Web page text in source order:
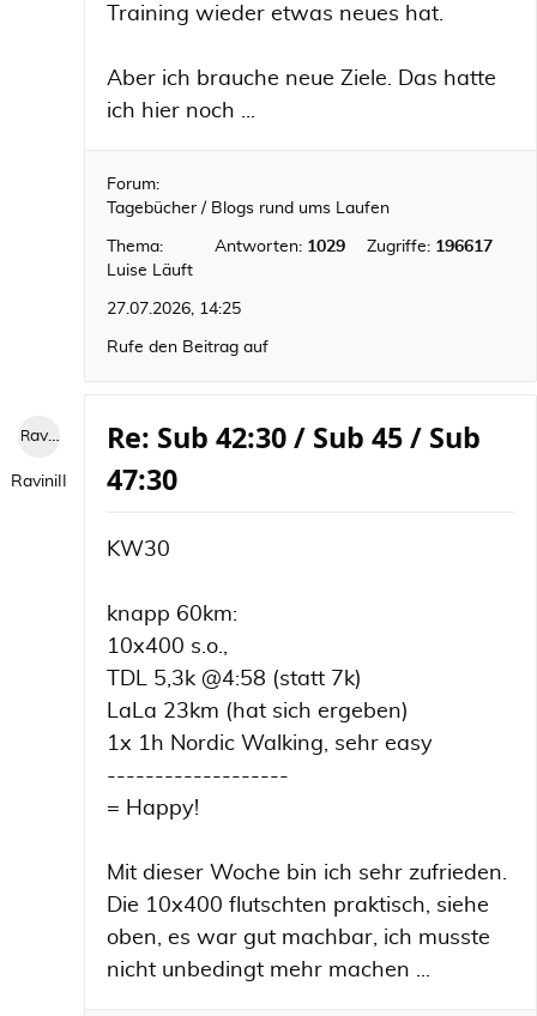
Training wieder etwas neues hat.
Aber ich brauche neue Ziele. Das hatte
ich hier noch ...
Forum:
Tagebücher / Blogs rund ums Laufen
Thema:
Luise Läuft
Antworten: 1029 Zugriffe: 196617
27.07.2026, 14:25
Rufe den Beitrag auf
RaviniII
RaviniII
Re: Sub 42:30 / Sub 45 / Sub
47:30
KW30
knapp 60km:
10x400 s.o.,
TDL 5,3k @4:58 (statt 7k)
LaLa 23km (hat sich ergeben)
1x 1h Nordic Walking, sehr easy
-------------------
= Happy!
Mit dieser Woche bin ich sehr zufrieden.
Die 10x400 flutschten praktisch, siehe
oben, es war gut machbar, ich musste
nicht unbedingt mehr machen ...